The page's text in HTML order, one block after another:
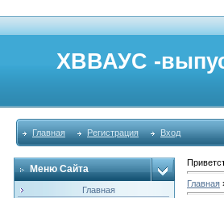
ХВВАУС -
Главная Регистрация Вход
Меню Сайта
Главная
Главная